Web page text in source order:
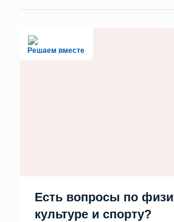
Решаем вместе
Есть вопросы по
культуре и спорту?